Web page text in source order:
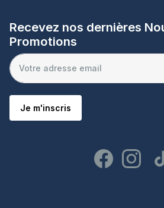
Recevez nos dernières
Promotions
Je m'inscris